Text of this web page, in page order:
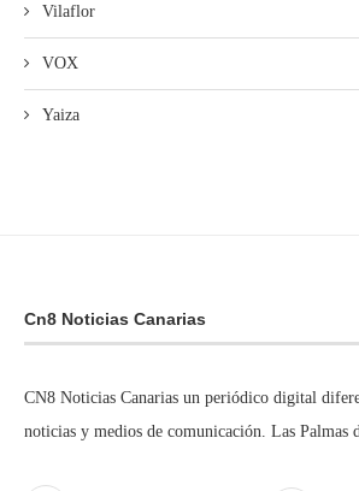
Vilaflor
VOX
Yaiza
Cn8 Noticias Canarias
CN8 Noticias Canarias un periódico digital
noticias y medios de comunicación. Las Palmas